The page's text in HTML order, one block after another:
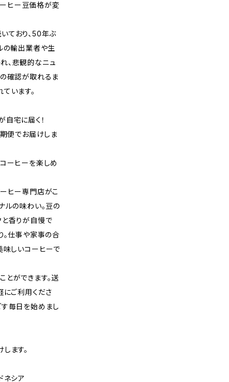
ヒー豆価格が変
ており、50年ぶ
の輸出業者や生
、悲観的なニュ
確認が取れるま
います。
宅に届く！
便でお届けしま
ーヒーを楽しめ
ヒー専門店がこ
ルの味わい。豆の
と香りが自慢で
。仕事や家事の合
味しいコーヒーで
ができます。送
にご利用くださ
毎日を始めまし
ます。
ネシア